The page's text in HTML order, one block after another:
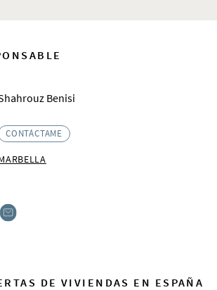
Benisi
CONTÁCTAME
DE VIVIENDAS EN ESPAÑA